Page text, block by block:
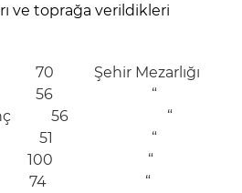
ve toprağa verildikleri
Şehir Mezarlığı
Koç 56 “
Narinç 56 “
51 “
100 “
74 “